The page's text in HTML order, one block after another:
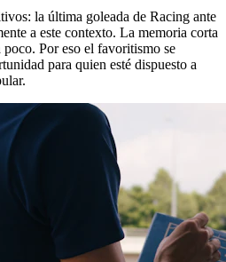
la última goleada de Racing ante
a este contexto. La memoria corta
poco. Por eso el favoritismo se
para quien esté dispuesto a